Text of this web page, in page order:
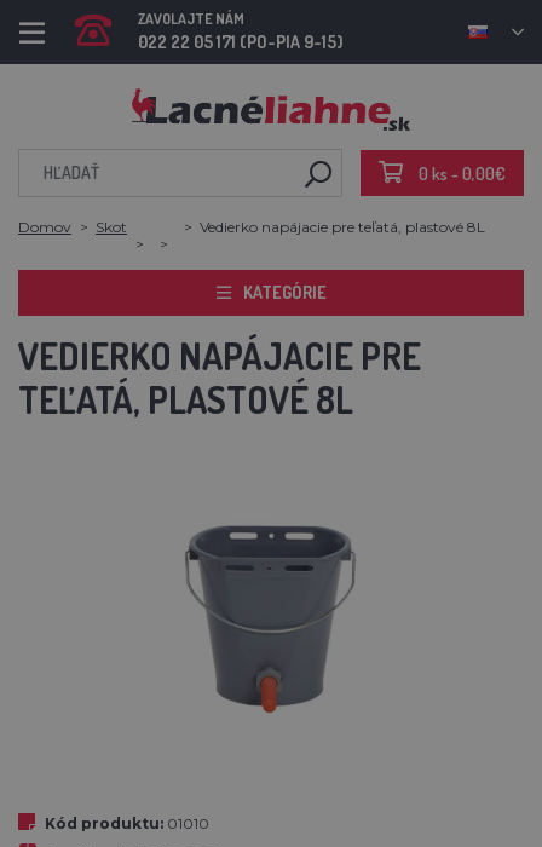
ZAVOLAJTE NÁM
022 22 05 171 (PO-PIA 9-15)
0 ks - 0,00€
Domov Skot Vedierko napájacie pre teľatá, plastové 8L
KATEGÓRIE
VEDIERKO NAPÁJACIE PRE
TEĽATÁ, PLASTOVÉ 8L
Kód produktu: 01010